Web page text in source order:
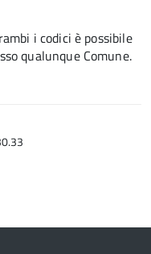
i codici è possibile
qualunque Comune.